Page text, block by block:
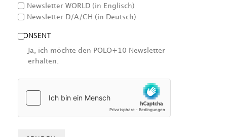
Newsletter WORLD (in Englisch)
Newsletter D/A/CH (in Deutsch)
CONSENT
Ja, ich möchte den POLO+10 Newsletter
erhalten.